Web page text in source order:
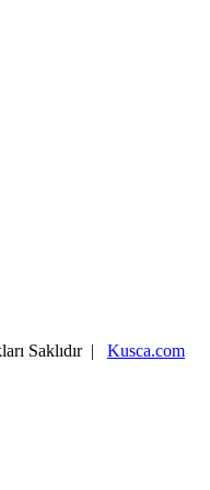
Saklıdır | Kusca.com